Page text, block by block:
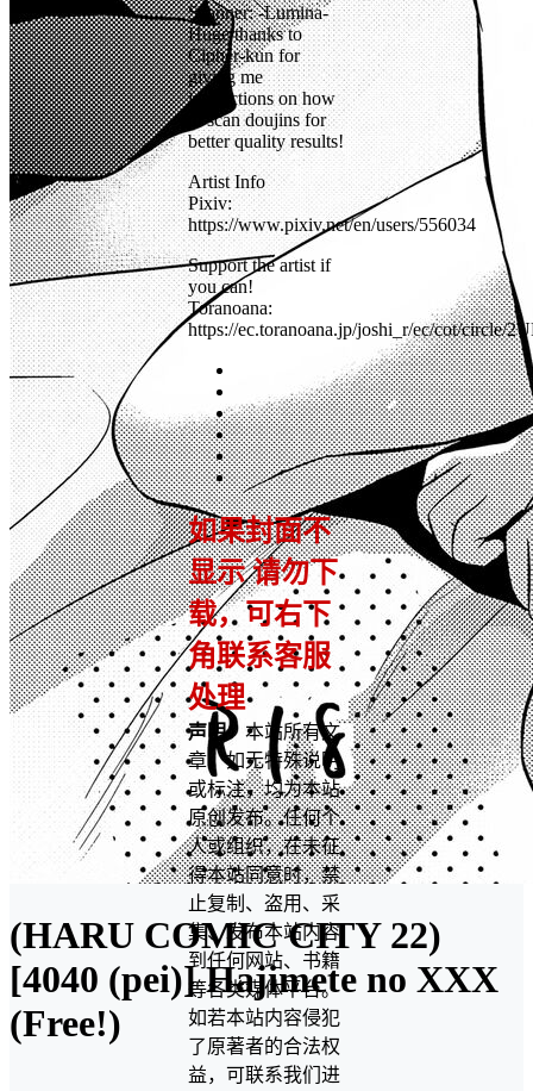
(HARU COMIC CITY 22)
[4040 (pei)] Hajimete no XXX
(Free!)
Scanner: -Lumina-
Huge thanks to
Cipher-kun for
giving me
instructions on how
to scan doujins for
better quality results!
Artist Info
Pixiv:
https://www.pixiv.net/en/users/556034
Support the artist if
you can!
Toranoana:
https://ec.toranoana.jp/joshi_r/ec/cot/circle/
如果封面不
显示 请勿下
载，可右下
角联系客服
处理
声明： 本站所有文
章，如无特殊说明
或标注，均为本站
原创发布。任何个
人或组织，在未征
得本站同意时，禁
止复制、盗用、采
集、发布本站内容
到任何网站、书籍
等各类媒体平台。
如若本站内容侵犯
了原著者的合法权
益，可联系我们进